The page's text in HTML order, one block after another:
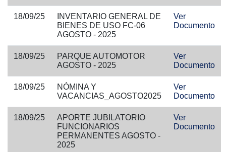
18/09/25
INVENTARIO GENERAL DE
BIENES DE USO FC-06
AGOSTO - 2025
Ver
Documento
18/09/25
PARQUE AUTOMOTOR
AGOSTO - 2025
Ver
Documento
18/09/25
NÓMINA Y
VACANCIAS_AGOSTO2025
Ver
Documento
18/09/25
APORTE JUBILATORIO
FUNCIONARIOS
PERMANENTES AGOSTO -
2025
Ver
Documento